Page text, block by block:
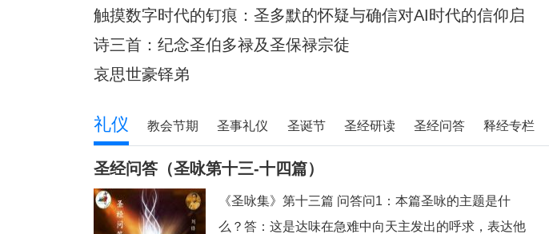
触摸数字时代的钉痕：圣多默的怀疑与确信对AI时代的信仰启
迪
诗三首：纪念圣伯多禄及圣保禄宗徒
哀思世豪铎弟
礼仪 教会节期 圣事礼仪 圣诞节 圣经研读 圣经问答 释经专栏
圣经问答（圣咏第十三-十四篇）
《圣咏集》第十三篇 问答问1：本篇圣咏的主题是什
么？答：这是达味在急难中向天主发出的呼求，表达他